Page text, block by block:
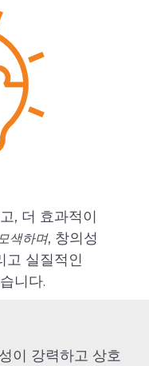
, 더 효과적이
색하며, 창의성
고 실질적인
니다.
이 강력하고 상호